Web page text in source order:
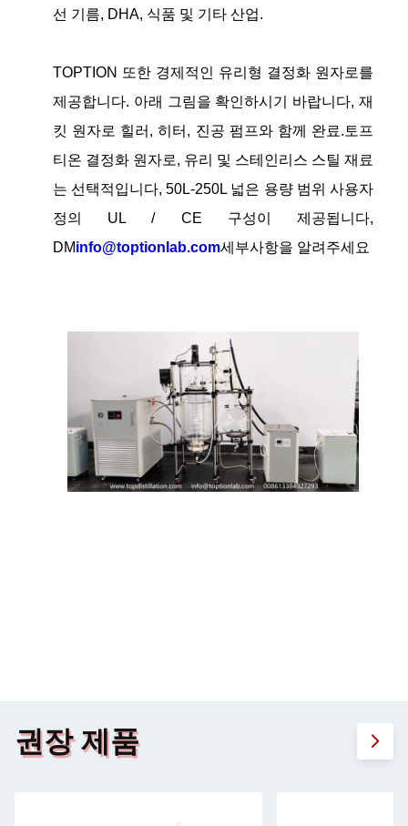
선 기름, DHA, 식품 및 기타 산업.
TOPTION 또한 경제적인 유리형 결정화 원자로를
제공합니다. 아래 그림을 확인하시기 바랍니다, 재
킷 원자로 힐러, 히터, 진공 펌프와 함께 완료.토프
티온 결정화 원자로, 유리 및 스테인리스 스틸 재료
는 선택적입니다, 50L-250L 넓은 용량 범위 사용자
정의 UL / CE 구성이 제공됩니다,
DMinfo@toptionlab.com세부사항을 알려주세요
권장 제품